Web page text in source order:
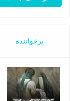
پرخواننده